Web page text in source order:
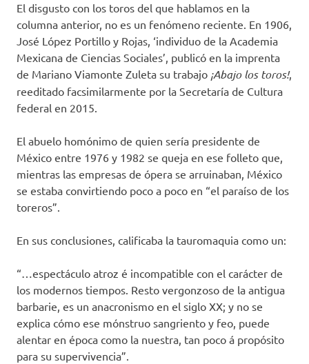
El disgusto con los toros del que hablamos en la
columna anterior, no es un fenómeno reciente. En 1906,
José López Portillo y Rojas, ‘individuo de la Academia
Mexicana de Ciencias Sociales’, publicó en la imprenta
de Mariano Viamonte Zuleta su trabajo ¡Abajo los toros!,
reeditado facsimilarmente por la Secretaría de Cultura
federal en 2015.
El abuelo homónimo de quien sería presidente de
México entre 1976 y 1982 se queja en ese folleto que,
mientras las empresas de ópera se arruinaban, México
se estaba convirtiendo poco a poco en “el paraíso de los
toreros”.
En sus conclusiones, calificaba la tauromaquia como un:
“…espectáculo atroz é incompatible con el carácter de
los modernos tiempos. Resto vergonzoso de la antigua
barbarie, es un anacronismo en el siglo XX; y no se
explica cómo ese mónstruo sangriento y feo, puede
alentar en época como la nuestra, tan poco á propósito
para su supervivencia”.